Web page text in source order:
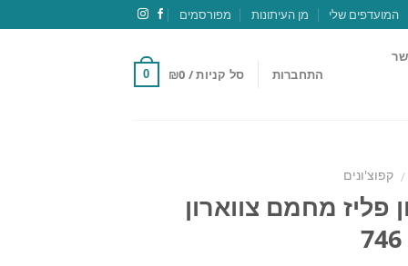
המועדפים שלי מן העיתונות מפורסמים
התחברות סל קניות / ₪0
0
/ קפוצ'ונים
פליז מחמם צווארון